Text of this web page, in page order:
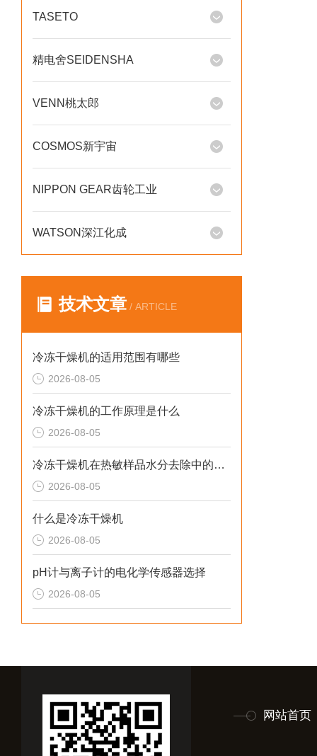
TASETO
精电舍SEIDENSHA
VENN桃太郎
COSMOS新宇宙
NIPPON GEAR齿轮工业
WATSON深江化成
技术文章 / ARTICLE
冷冻干燥机的适用范围有哪些
2026-08-05
冷冻干燥机的工作原理是什么
2026-08-05
冷冻干燥机在热敏样品水分去除中的应用
2026-08-05
什么是冷冻干燥机
2026-08-05
pH计与离子计的电化学传感器选择
2026-08-05
网站首页